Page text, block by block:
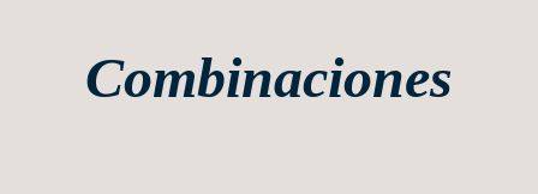
Combinaciones